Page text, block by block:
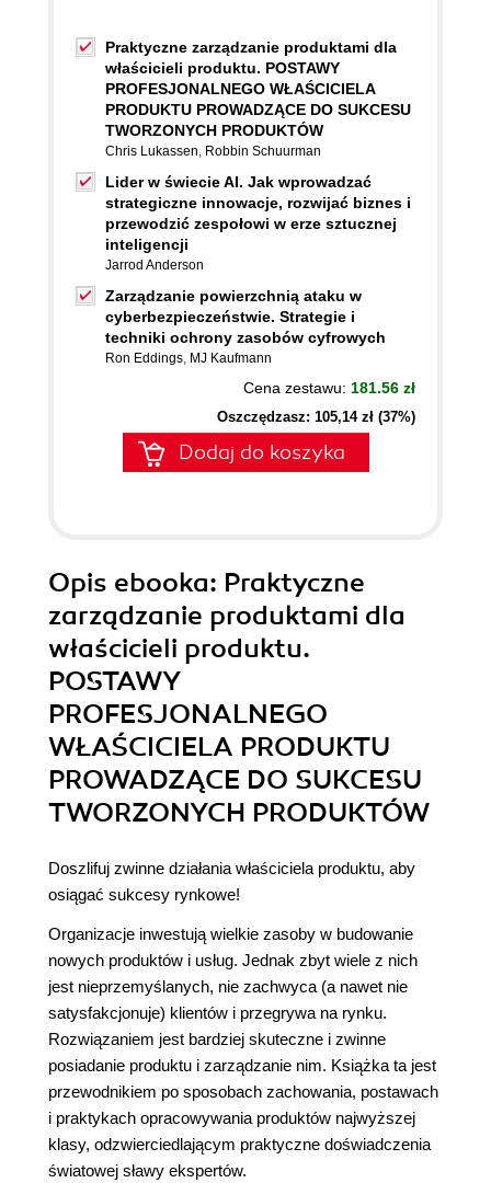
Praktyczne zarządzanie produktami dla
właścicieli produktu. POSTAWY
PROFESJONALNEGO WŁAŚCICIELA
PRODUKTU PROWADZĄCE DO SUKCESU
TWORZONYCH PRODUKTÓW
Chris Lukassen, Robbin Schuurman
Lider w świecie AI. Jak wprowadzać
strategiczne innowacje, rozwijać biznes i
przewodzić zespołowi w erze sztucznej
inteligencji
Jarrod Anderson
Zarządzanie powierzchnią ataku w
cyberbezpieczeństwie. Strategie i
techniki ochrony zasobów cyfrowych
Ron Eddings, MJ Kaufmann
Cena zestawu: 181.56 zł
Oszczędzasz: 105,14 zł (37%)
Dodaj do koszyka
Opis ebooka: Praktyczne
zarządzanie produktami dla
właścicieli produktu.
POSTAWY
PROFESJONALNEGO
WŁAŚCICIELA PRODUKTU
PROWADZĄCE DO SUKCESU
TWORZONYCH PRODUKTÓW
Doszlifuj zwinne działania właściciela produktu, aby
osiągać sukcesy rynkowe!
Organizacje inwestują wielkie zasoby w budowanie
nowych produktów i usług. Jednak zbyt wiele z nich
jest nieprzemyślanych, nie zachwyca (a nawet nie
satysfakcjonuje) klientów i przegrywa na rynku.
Rozwiązaniem jest bardziej skuteczne i zwinne
posiadanie produktu i zarządzanie nim. Książka ta jest
przewodnikiem po sposobach zachowania, postawach
i praktykach opracowywania produktów najwyższej
klasy, odzwierciedlającym praktyczne doświadczenia
światowej sławy ekspertów.